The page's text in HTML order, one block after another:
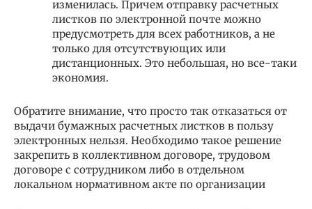
изменилась. Причем отправку расчетных
листков по электронной почте можно
предусмотреть для всех работников, а не
только для отсутствующих или
дистанционных. Это небольшая, но все-таки
экономия.
Обратите внимание, что просто так отказаться от
выдачи бумажных расчетных листков в пользу
электронных нельзя. Необходимо такое решение
закрепить в коллективном договоре, трудовом
договоре с сотрудником либо в отдельном
локальном нормативном акте по организации